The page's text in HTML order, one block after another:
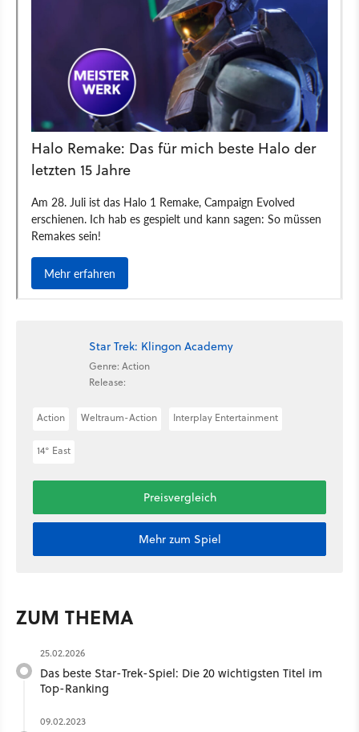
Star Trek: Klingon Academy
Genre: Action
Release:
Action Weltraum-Action Interplay Entertainment
14° East
Preisvergleich
Mehr zum Spiel
ZUM THEMA
25.02.2026
Das beste Star-Trek-Spiel: Die 20 wichtigsten Titel im
Top-Ranking
09.02.2023